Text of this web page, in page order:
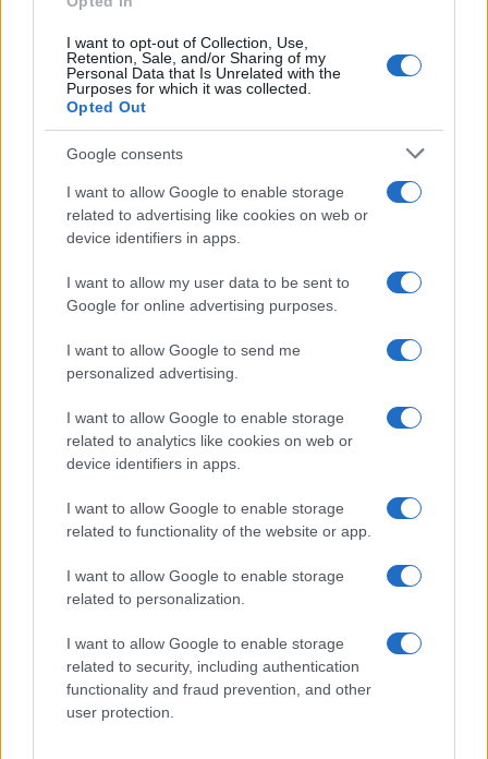
I want to opt-out of Collection, Use,
Retention, Sale, and/or Sharing of my
Personal Data that Is Unrelated with the
Purposes for which it was collected.
Opted Out
Google consents
I want to allow Google to enable storage
related to advertising like cookies on web or
device identifiers in apps.
I want to allow my user data to be sent to
Google for online advertising purposes.
I want to allow Google to send me
personalized advertising.
I want to allow Google to enable storage
related to analytics like cookies on web or
device identifiers in apps.
I want to allow Google to enable storage
related to functionality of the website or app.
I want to allow Google to enable storage
related to personalization.
I want to allow Google to enable storage
related to security, including authentication
functionality and fraud prevention, and other
user protection.
Maya Kadosh elmondta: ennek erősségét nem
csupán a kormányok közötti politikai
párbeszéd adja. Hanem az a széles körű
kapcsolati háló is, amely az évek során
alakult ki a két ország gazdaságai,
intézményei, egyetemei, vállalatai és népei
között. Ez az alap fontos – jelentette ki,
külön kiemelve:
„Mindkét ország tisztában van
azzal, hogy a gyorsan változó
világban milyen fontos a nemzeti
ellenálló képesség, a biztonság és